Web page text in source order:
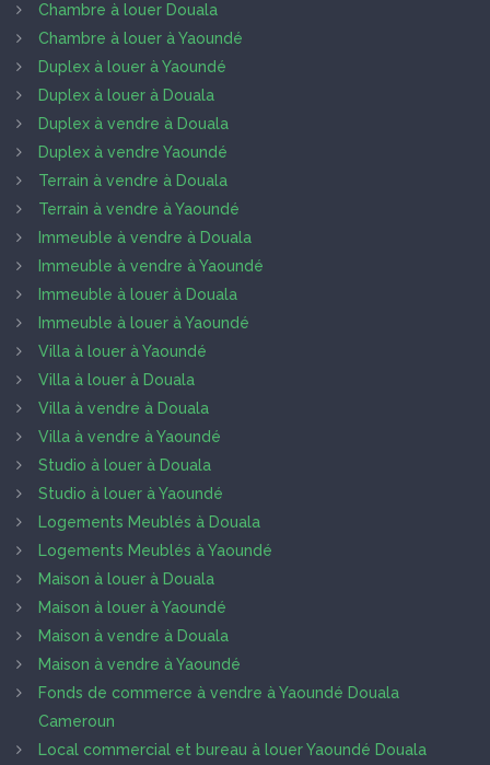
Chambre à louer Douala
Chambre à louer à Yaoundé
Duplex à louer à Yaoundé
Duplex à louer à Douala
Duplex à vendre à Douala
Duplex à vendre Yaoundé
Terrain à vendre à Douala
Terrain à vendre à Yaoundé
Immeuble à vendre à Douala
Immeuble à vendre à Yaoundé
Immeuble à louer à Douala
Immeuble à louer à Yaoundé
Villa à louer à Yaoundé
Villa à louer à Douala
Villa à vendre à Douala
Villa à vendre à Yaoundé
Studio à louer à Douala
Studio à louer à Yaoundé
Logements Meublés à Douala
Logements Meublés à Yaoundé
Maison à louer à Douala
Maison à louer à Yaoundé
Maison à vendre à Douala
Maison à vendre à Yaoundé
Fonds de commerce à vendre à Yaoundé Douala
Cameroun
Local commercial et bureau à louer Yaoundé Douala